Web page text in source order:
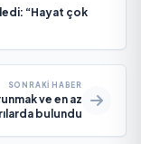
“Hayat çok
SONRAKI HABER
ve en az
bulundu